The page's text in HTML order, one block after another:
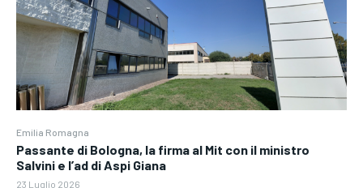
Emilia Romagna
Passante di Bologna, la firma al Mit con il ministro
Salvini e l’ad di Aspi Giana
23 Luglio 2026